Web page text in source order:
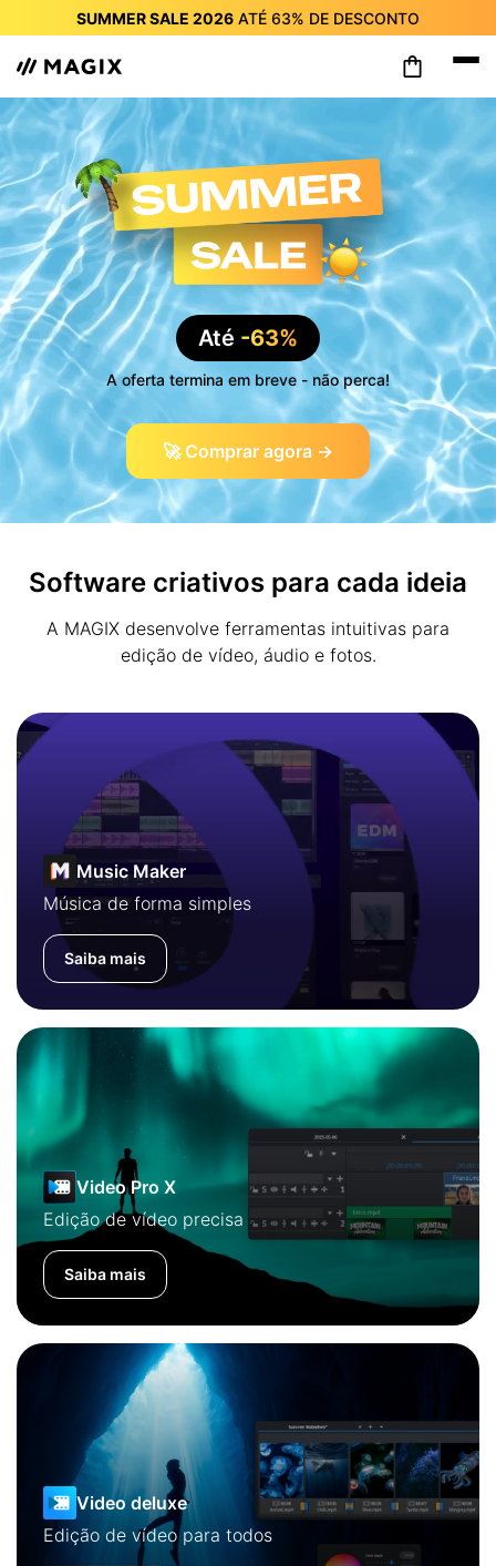
SUMMER SALE 2026 ATÉ 63% DE DESCONTO
SUMMER SALE 2026
DE DESCONTO
SUMMER SALE 2026ATÉ
SUMMER SALE 2026
ATÉ63%DE DESCONTO
SUMMER SALE 2026ATÉ63%DE DESCONTO
SUMMER SALE 2026ATÉ63% DE DESCONTO
Até -63%
A oferta termina em breve - não perca!
🚀 Comprar agora →
Software criativos para cada ideia
A MAGIX desenvolve ferramentas intuitivas para
edição de vídeo, áudio e fotos.
Music Maker
Música de forma simples
Saiba mais
Video Pro X
Edição de vídeo precisa
Saiba mais
Video deluxe
Edição de vídeo para todos